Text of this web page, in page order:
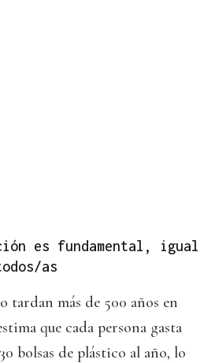
es fundamental, igual
as
tardan más de 500 años en
que cada persona gasta
bolsas de plástico al año, lo